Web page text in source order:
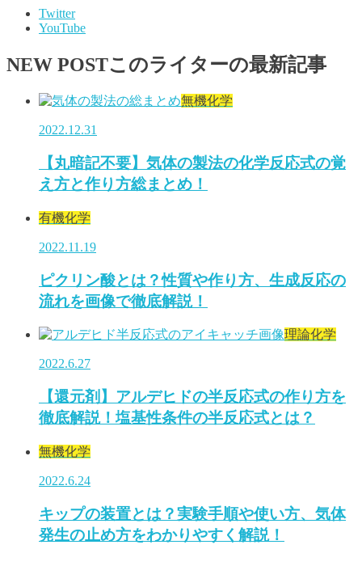
Twitter
YouTube
NEW POSTこのライターの最新記事
無機化学
2022.12.31
【丸暗記不要】気体の製法の化学反応式の覚
え方と作り方総まとめ！
有機化学
2022.11.19
ピクリン酸とは？性質や作り方、生成反応の
流れを画像で徹底解説！
理論化学
2022.6.27
【還元剤】アルデヒドの半反応式の作り方を
徹底解説！塩基性条件の半反応式とは？
無機化学
2022.6.24
キップの装置とは？実験手順や使い方、気体
発生の止め方をわかりやすく解説！